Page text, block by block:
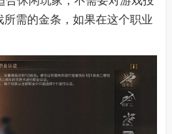
需的金条，如果在这个职业